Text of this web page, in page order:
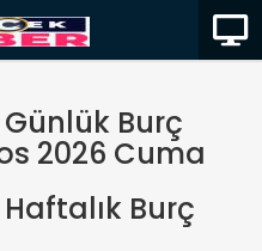
Burç
2026 Cuma
Burç